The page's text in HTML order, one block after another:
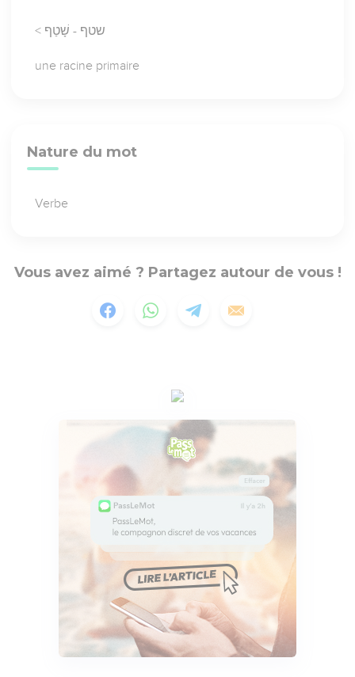
< שטף - שָׁטַף
une racine primaire
Nature du mot
Verbe
Vous avez aimé ? Partagez autour de vous !